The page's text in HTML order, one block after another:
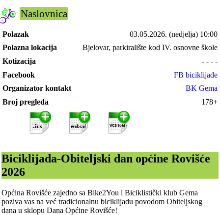
Naslovnica
Polazak 03.05.2026. (nedjelja) 10:00
Polazna lokacija
Bjelovar, parkiralište kod IV. osnovne škole
Kotizacija
- - - -
Facebook
FB biciklijade
Organizator kontakt
BK Gema
Broj pregleda
178+
Biciklijada-Obiteljski dan općine Rovišće
2026
Općina Rovišće zajedno sa Bike2You i Biciklistički klub Gema
poziva vas na već tradicionalnu biciklijadu povodom Obiteljskog
dana u sklopu Dana Općine Rovišće!